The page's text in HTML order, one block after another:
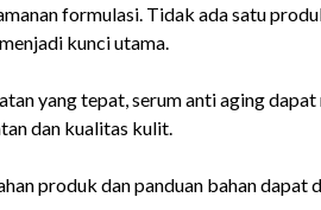
formulasi. Tidak ada satu
kunci utama.
yang tepat, serum anti aging
dan kualitas kulit.
produk dan panduan bahan dapat